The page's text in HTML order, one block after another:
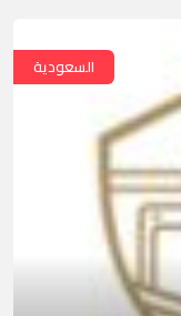
السعودية